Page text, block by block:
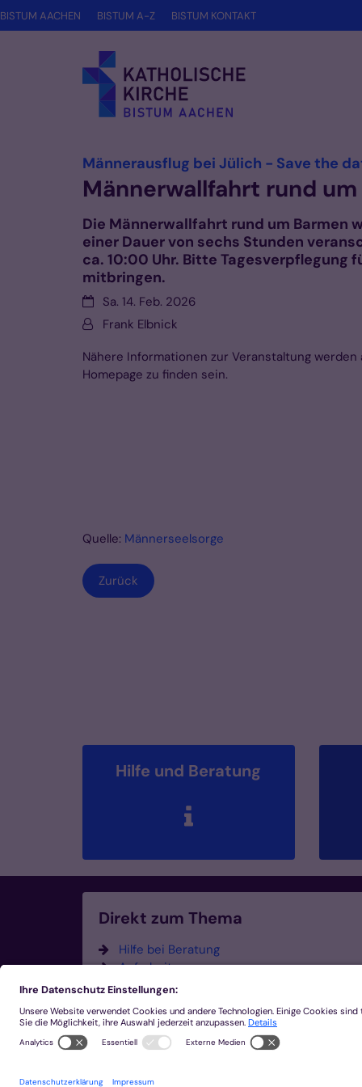
Zum Inhalt springen
BISTUM AACHEN BISTUM A-Z BISTUM KONTAKT
Männerausflug bei Jülich - Save the
Männerwallfahrt rund
Die Männerwallfahrt rund um Barmen
einer Dauer von sechs Stunden
ca. 10:00 Uhr. Bitte Tagesverpflegung
mitbringen.
Datum:Sa. 14. Feb. 2026
Von:Frank Elbnick
Nähere Informationen zur Veranstaltung
Homepage zu finden sein.
Quelle: Männerseelsorge
Zurück
Hilfe und Beratung
Direkt zum Thema
Hilfe bei Beratung
Aufarbeitung
Unabhängige Gremien
FAQ